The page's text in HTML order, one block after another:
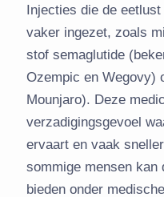
Injecties die de
vaker ingezet, zoals
stof semaglutide
Ozempic en Wegovy)
Mounjaro). Deze
verzadigingsgevoel
ervaart en vaak
sommige mensen kan
bieden onder